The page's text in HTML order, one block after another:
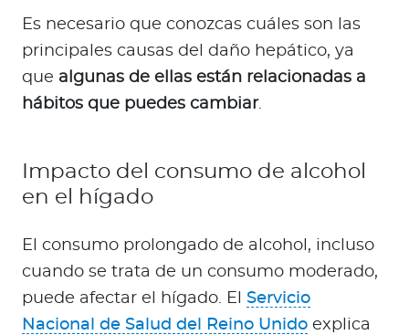
Es necesario que conozcas cuáles son las
principales causas del daño hepático, ya
que algunas de ellas están relacionadas a
hábitos que puedes cambiar.
Impacto del consumo de alcohol
en el hígado
El consumo prolongado de alcohol, incluso
cuando se trata de un consumo moderado,
puede afectar el hígado. El Servicio
Nacional de Salud del Reino Unido explica